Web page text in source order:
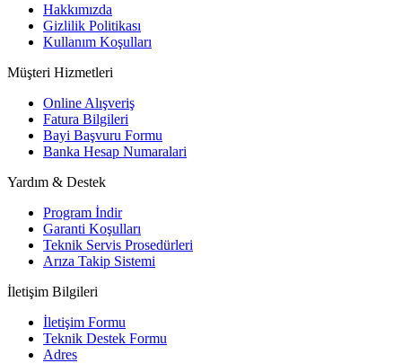
Hakkımızda
Gizlilik Politikası
Kullanım Koşulları
Müşteri Hizmetleri
Online Alışveriş
Fatura Bilgileri
Bayi Başvuru Formu
Banka Hesap Numaralari
Yardım & Destek
Program İndir
Garanti Koşulları
Teknik Servis Prosedürleri
Arıza Takip Sistemi
İletişim Bilgileri
İletişim Formu
Teknik Destek Formu
Adres